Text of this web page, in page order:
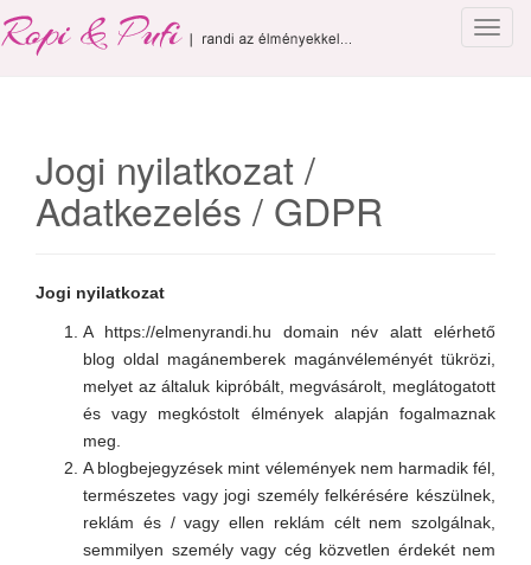
T
a
t
i
o
Jogi nyilatkozat /
Adatkezelés / GDPR
Jogi nyilatkozat
A https://elmenyrandi.hu domain név alatt elérhető
blog oldal magánemberek magánvéleményét tükrözi,
melyet az általuk kipróbált, megvásárolt, meglátogatott
és vagy megkóstolt élmények alapján fogalmaznak
meg.
A blogbejegyzések mint vélemények nem harmadik fél,
természetes vagy jogi személy felkérésére készülnek,
reklám és / vagy ellen reklám célt nem szolgálnak,
semmilyen személy vagy cég közvetlen érdekét nem